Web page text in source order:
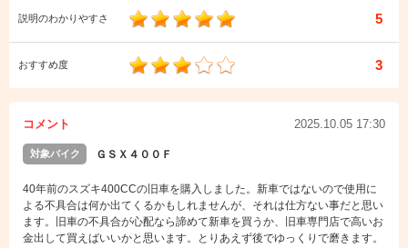
説明のわかりやすさ 5
おすすめ度 3
コメント 2025.10.05 17:30
対象バイク ＧＳＸ４００Ｆ
40年前のスズキ400CCの旧車を購入しました。新車ではないので使用に
よる不具合は何か出てくるかもしれませんが、それは仕方ない事だと思い
ます。旧車の不具合が心配なら諦めて新車を買うか、旧車専門店で高いお
金出して買えばいいかと思います。とりあえず後でゆっくりで磨きます。